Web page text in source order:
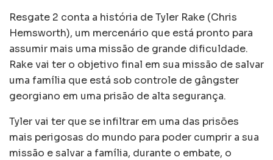
Resgate 2 conta a história de Tyler Rake (Chris
Hemsworth), um mercenário que está pronto para
assumir mais uma missão de grande dificuldade.
Rake vai ter o objetivo final em sua missão de salvar
uma família que está sob controle de gângster
georgiano em uma prisão de alta segurança.
Tyler vai ter que se infiltrar em uma das prisões
mais perigosas do mundo para poder cumprir a sua
missão e salvar a família, durante o embate, o